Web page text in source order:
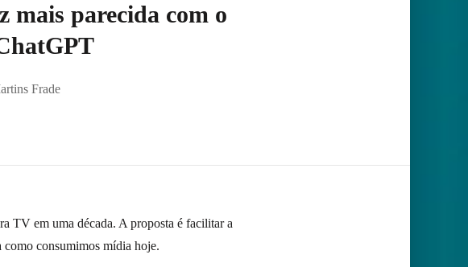
mais parecida com o
Frade
TV em uma década. A proposta é facilitar a
como consumimos mídia hoje.